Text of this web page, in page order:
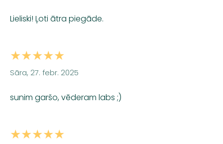
Lieliski! Ļoti ātra piegāde.
★★★★★
Sāra, 27. febr. 2025
sunim garšo, vēderam labs ;)
★★★★★